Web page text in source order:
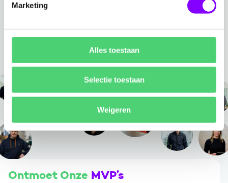
Marketing
Alles toestaan
Selectie toestaan
Weigeren
Bekijk al onze blogs Bekijk al onze cases
Ontmoet Onze MVP’s